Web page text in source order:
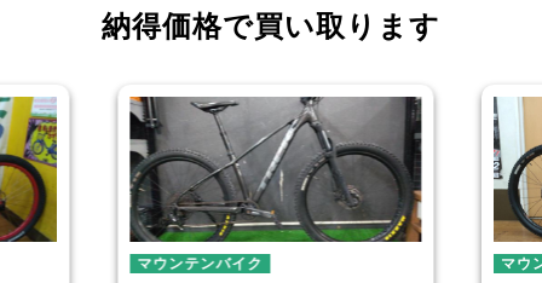
納得価格で買い取ります